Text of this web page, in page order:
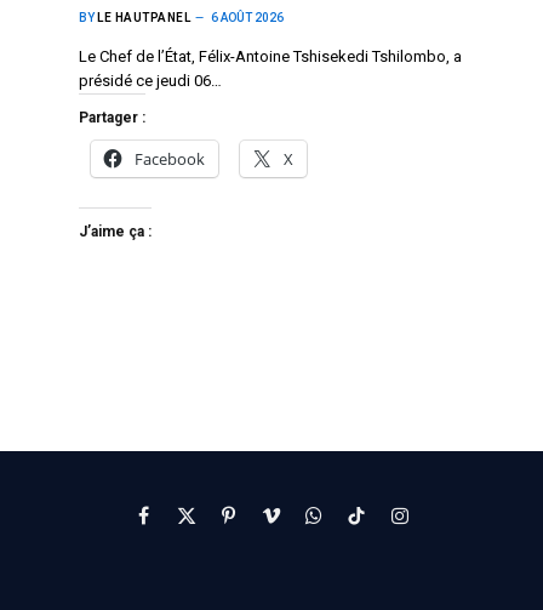
BY LE HAUTPANEL 6 AOÛT 2026
Le Chef de l’État, Félix-Antoine Tshisekedi Tshilombo, a
présidé ce jeudi 06…
Partager :
Facebook X
J’aime ça :
Facebook
X
PinterestVimeoWhatsApp
TikTokInstagram